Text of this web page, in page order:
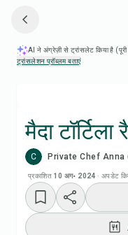
AI ने अंग्रेज़ी से ट्रांसलेट किया है
ट्रांसलेशन प्रॉब्लम बताएं
मैदा टॉर्टिला
C Private Chef Anna
प्रकाशित 10 अग॰ 2024 ·अपडेट